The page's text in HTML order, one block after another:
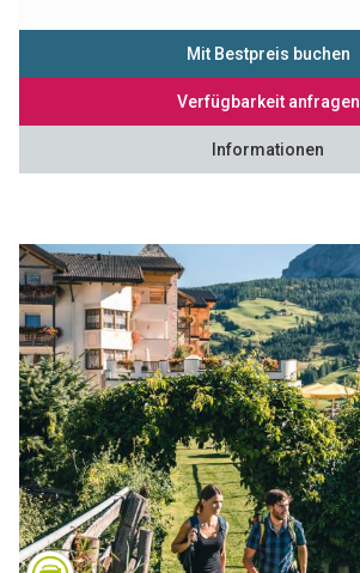
Mit Bestpreis buchen
Verfügbarkeit anfragen
Informationen